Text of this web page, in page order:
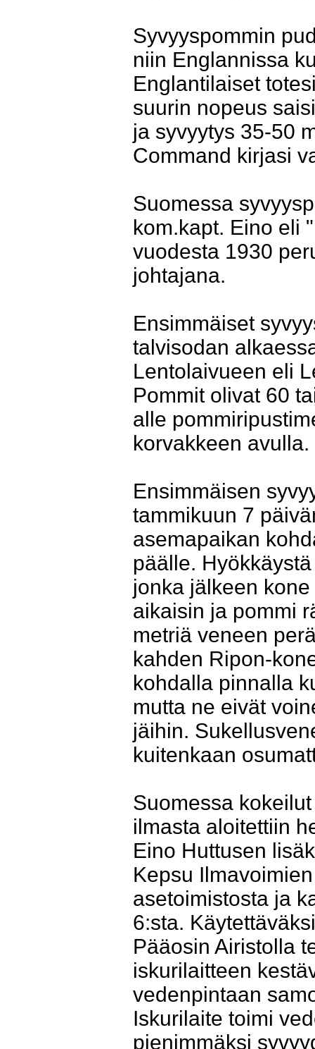
Syvyyspommin
niin Englannissa
Englantilaiset
suurin nopeus
ja syvyytys 35-50
Command kirjasi
Suomessa
kom.kapt. Eino eli
vuodesta 1930
johtajana.
Ensimmäiset
talvisodan
Lentolaivueen eli
Pommit olivat 60
alle
korvakkeen avulla.
Ensimmäisen
tammikuun 7
asemapaikan
päälle.
jonka jälkeen
aikaisin ja pommi
metriä veneen
kahden Ripon-
kohdalla pinnalla
mutta ne eivät
jäihin.
kuitenkaan
Suomessa
ilmasta aloitettiin
Eino Huttusen
Kepsu
asetoimistosta ja
6:sta.
Pääosin Airistolla
iskurilaitteen
vedenpintaan
Iskurilaite toimi
pienimmäksi